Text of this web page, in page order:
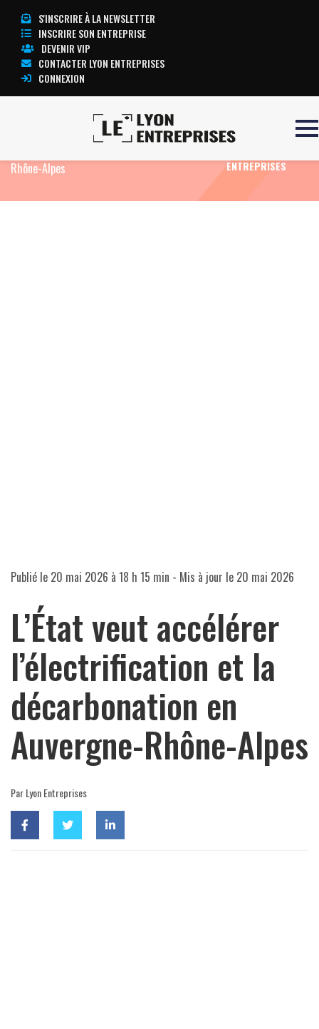
S'INSCRIRE À LA NEWSLETTER
INSCRIRE SON ENTREPRISE
DEVENIR VIP
CONTACTER LYON ENTREPRISES
CONNEXION
L’État veut accélérer
Rhône-Alpes
TOUTE
ENTREPRISES
Publié le 20 mai 2026 à 18 h 15 min - Mis à jour le 20 mai 2026
L’État veut accélérer
l’électrification et la
décarbonation en
Auvergne-Rhône-Alpes
Par Lyon Entreprises